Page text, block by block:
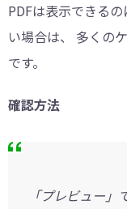
PDFは表示できる
い場合は、 多くの
です。
確認方法
「プレビュー」